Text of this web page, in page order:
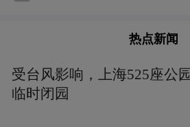
热点新闻
受台风影响，上海525座公园
临时闭园